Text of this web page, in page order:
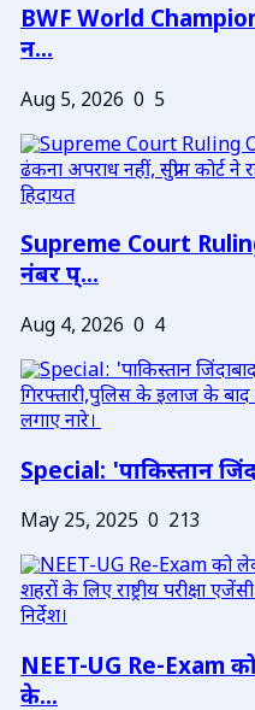
BWF World
न...
Aug 5, 2026 0 5
Supreme Court
नंबर प्...
Aug 4, 2026 0 4
Special: 'पाकिस्तान
May 25, 2025 0 213
NEET-UG Re-Exam
के...